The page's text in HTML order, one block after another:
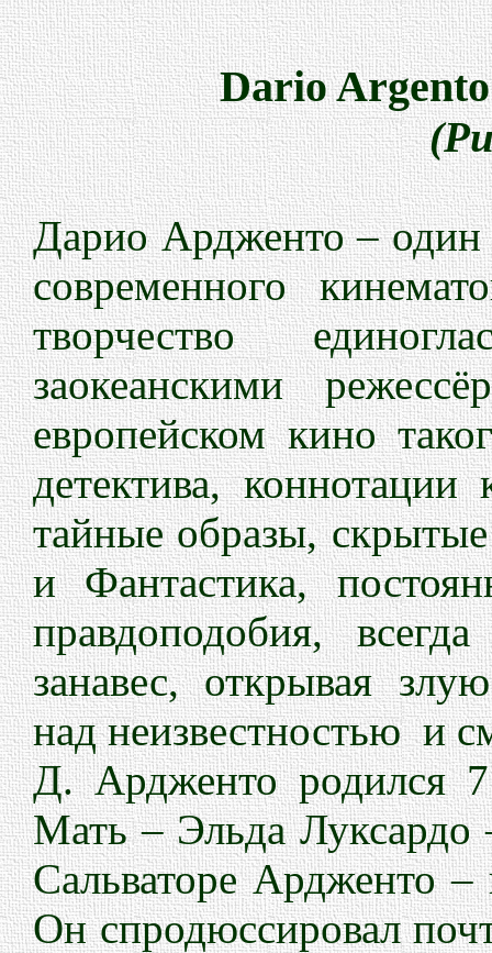
Dario
Дарио Ардженто – один
современного
творчество
заокеанскими
европейском кино
детектива, коннотации
тайные образы,
и Фантастика,
правдоподобия,
занавес, открывая
над неизвестностью и
Д. Ардженто родился
Мать – Эльда Луксардо
Сальваторе Ардженто
Он спродюссировал